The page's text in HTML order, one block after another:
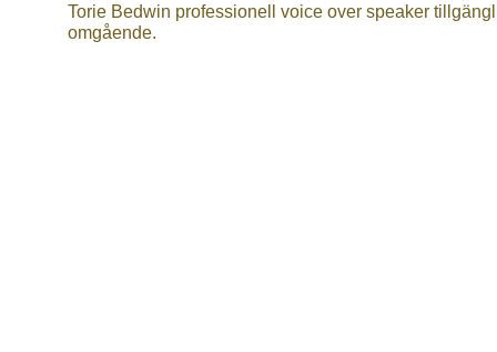
Torie Bedwin professionell voice over speaker
omgående.